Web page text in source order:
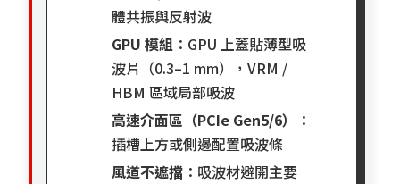
體共振與反射波
GPU 模組 ：GPU 上蓋貼薄型吸
波片（0.3–1 mm），VRM /
HBM 區域局部吸波
高速介面區（PCIe Gen5/6）
：
插槽上方或側邊配置吸波條
風道不遮擋 ：吸波材避開主要